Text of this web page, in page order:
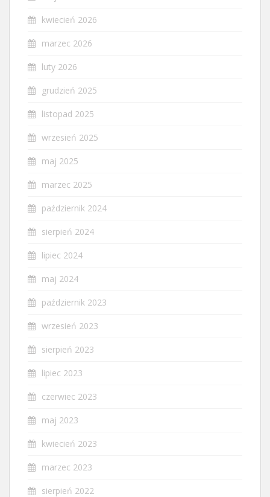
kwiecień 2026
marzec 2026
luty 2026
grudzień 2025
listopad 2025
wrzesień 2025
maj 2025
marzec 2025
październik 2024
sierpień 2024
lipiec 2024
maj 2024
październik 2023
wrzesień 2023
sierpień 2023
lipiec 2023
czerwiec 2023
maj 2023
kwiecień 2023
marzec 2023
sierpień 2022